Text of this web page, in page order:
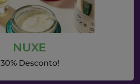
NUXE
30% Desconto!